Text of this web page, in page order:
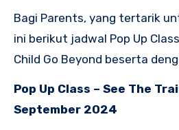
Bagi Parents, yang tertarik
ini berikut jadwal Pop Up
Child Go Beyond beserta
Pop Up Class – See The
September 2024